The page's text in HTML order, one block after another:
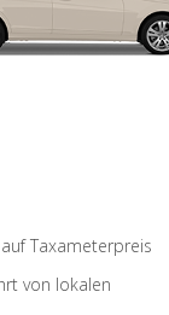
Taxameterpreis
von lokalen